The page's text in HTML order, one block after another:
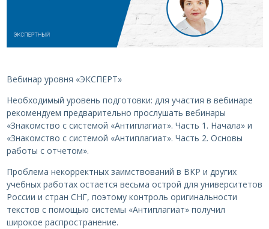
Вебинар уровня «ЭКСПЕРТ»
Необходимый уровень подготовки: для участия в вебинаре
рекомендуем предварительно прослушать вебинары
«Знакомство с системой «Антиплагиат». Часть 1. Начала» и
«Знакомство с системой «Антиплагиат». Часть 2. Основы
работы с отчетом».
Проблема некорректных заимствований в ВКР и других
учебных работах остается весьма острой для университетов
России и стран СНГ, поэтому контроль оригинальности
текстов с помощью системы «Антиплагиат» получил
широкое распространение.